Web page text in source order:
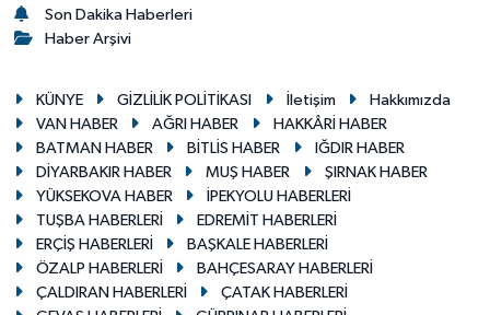
Son Dakika Haberleri
Haber Arşivi
KÜNYE GİZLİLİK POLİTİKASI İletişim
Hakkımızda
VAN HABER
AĞRI HABER
HAKKÂRİ HABER
BATMAN HABER
BİTLİS HABER
IĞDIR HABER
DİYARBAKIR HABER
MUŞ HABER
ŞIRNAK HABER
YÜKSEKOVA HABER
İPEKYOLU HABERLERİ
TUŞBA HABERLERİ
EDREMİT HABERLERİ
ERÇİŞ HABERLERİ
BAŞKALE HABERLERİ
ÖZALP HABERLERİ
BAHÇESARAY HABERLERİ
ÇALDIRAN HABERLERİ
ÇATAK HABERLERİ